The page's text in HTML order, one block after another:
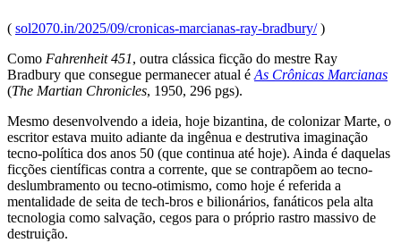
( sol2070.in/2025/09/cronicas-marcianas-ray-bradbury/)
Como Fahrenheit 451, outra clássica ficção do mestre Ray
Bradbury que consegue permanecer atual é As Crônicas Marcianas
(The Martian Chronicles, 1950, 296 pgs).
Mesmo desenvolvendo a ideia, hoje bizantina, de colonizar Marte, o
escritor estava muito adiante da ingênua e destrutiva imaginação
tecno-política dos anos 50 (que continua até hoje). Ainda é daquelas
ficções científicas contra a corrente, que se contrapõem ao tecno-
deslumbramento ou tecno-otimismo, como hoje é referida a
mentalidade de seita de tech-bros e bilionários, fanáticos pela alta
tecnologia como salvação, cegos para o próprio rastro massivo de
destruição.